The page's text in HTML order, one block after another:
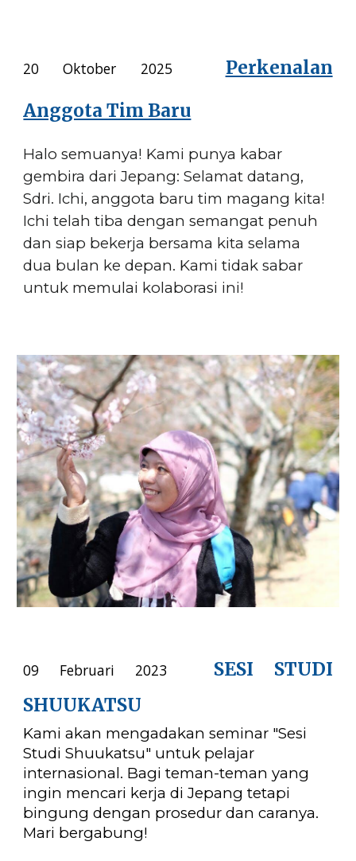
20 Oktober 2025
Perkenalan
Anggota Tim Baru
Halo semuanya! Kami punya kabar
gembira dari Jepang: Selamat datang,
Sdri. Ichi, anggota baru tim magang kita!
Ichi telah tiba dengan semangat penuh
dan siap bekerja bersama kita selama
dua bulan ke depan. Kami tidak sabar
untuk memulai kolaborasi ini!
09 Februari 2023
SESI STUDI
SHUUKATSU
Kami akan mengadakan seminar "Sesi
Studi Shuukatsu" untuk pelajar
internasional. Bagi teman-teman yang
ingin mencari kerja di Jepang tetapi
bingung dengan prosedur dan caranya.
Mari bergabung!